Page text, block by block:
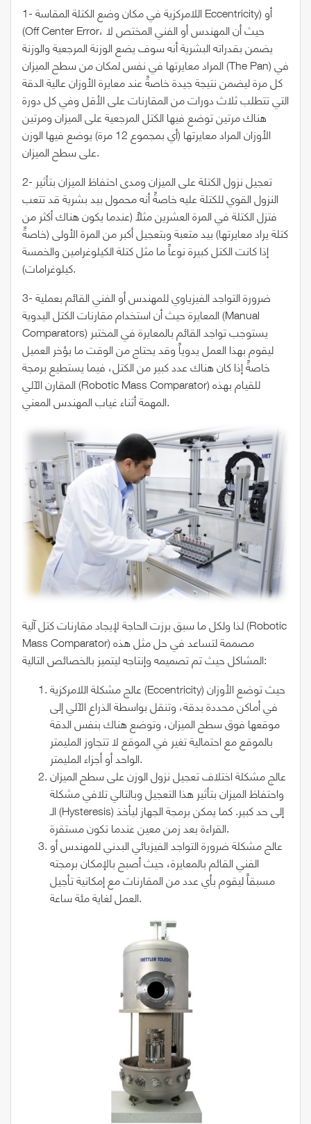
1- اللامركزية في مكان وضع الكتلة المقاسة Eccentricity) أو
(Off Center Error، حيث أن المهندس أو الفني المختص لا
يضمن بقدراته البشرية أنه سوف يضع الوزنة المرجعية والوزنة
المراد معايرتها في نفس لمكان من سطح الميزان (The Pan) في
كل مرة ليضمن نتيجة جيدة خاصةً عند معايرة الأوزان عالية الدقة
التي تتطلب ثلاث دورات من المقارنات على الأقل وفي كل دورة
هناك مرتين توضع فيها الكتل المرجعية على الميزان ومرتين
الأوزان المراد معايرتها (أي بمجموع 12 مرة) يوضع فيها الوزن
على سطح الميزان.
2- تعجيل نزول الكتلة على الميزان ومدى احتفاظ الميزان بتأثير
النزول القوي للكتلة عليه خاصةً أنه محمول بيد بشرية قد تتعب
فتزل الكتلة في المرة العشرين مثلاً (عندما يكون هناك أكثر من
كتلة يراد معايرتها) بيد متعبة وبتعجيل أكبر من المرة الأولى (خاصةً
إذا كانت الكتل كبيرة نوعاً ما مثل كتلة الكيلوغرامين والخمسة
كيلوغرامات).
3- ضرورة التواجد الفيزياوي للمهندس أو الفني القائم بعملية
المعايرة حيث أن استخدام مقارنات الكتل اليدوية (Manual
Comparators) يستوجب تواجد القائم بالمعايرة في المختبر
ليقوم بهذا العمل يدوياً وقد يحتاج من الوقت ما يؤخر العميل
خاصةً إذا كان هناك عدد كبير من الكتل، فيما يستطيع برمجة
المقارن الآلي (Robotic Mass Comparator) للقيام بهذه
المهمة أثناء غياب المهندس المعني.
لذا ولكل ما سبق برزت الحاجة لإيجاد مقارنات كتل آلية (Robotic
Mass Comparator) مصممة لتساعد في حل مثل هذه
المشاكل حيث تم تصميمه وإنتاجه ليتميز بالخصائص التالية:
عالج مشكلة اللامركزية (Eccentricity) حيث توضع الأوزان
في أماكن محددة بدقة، وتنقل بواسطة الذراع الآلي إلى
موقعها فوق سطح الميزان، وتوضع هناك بنفس الدقة
بالموقع مع احتمالية تغير في الموقع لا تتجاوز المليمتر
الواحد أو أجزاء المليمتر.
عالج مشكلة اختلاف تعجيل نزول الوزن على سطح الميزان
واحتفاظ الميزان بتأثير هذا التعجيل وبالتالي تلافي مشكلة
الـ (Hysteresis) إلى حد كبير. كما يمكن برمجة الجهاز ليأخذ
القراءة بعد زمن معين عندما تكون مستقرة.
عالج مشكلة ضرورة التواجد الفيزيائي البدني للمهندس أو
الفني القائم بالمعايرة، حيث أصبح بالإمكان برمجته
مسبقاً ليقوم بأي عدد من المقارنات مع إمكانية تأجيل
العمل لغاية مئة ساعة.